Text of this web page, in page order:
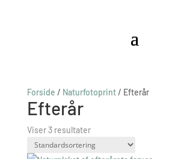
Forside / Naturfotoprint/ Efterår
Efterår
Viser 3 resultater